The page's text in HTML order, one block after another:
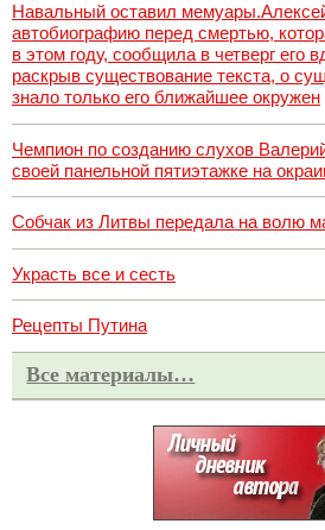
Навальный оставил
автобиографию перед смертью,
в этом году, сообщила в четверг его
раскрыв существование текста, о
знало только его ближайшее окружен
Чемпион по созданию слухов
своей панельной пятиэтажке на
Собчак из Литвы передала на волю
Украсть все и сесть
Рецепты Путина
Все материалы…